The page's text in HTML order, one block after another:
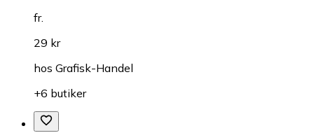
fr.
29 kr
hos Grafisk-Handel
+6 butiker